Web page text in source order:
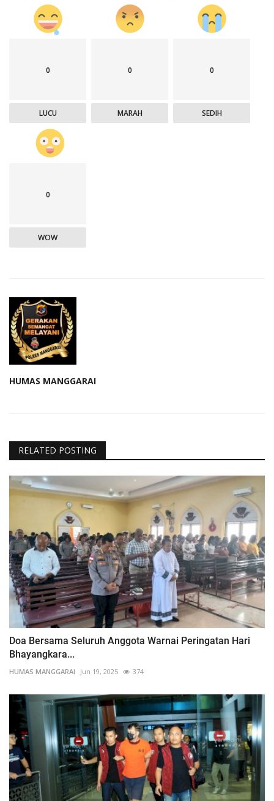
0
LUCU
0
MARAH
0
SEDIH
0
WOW
HUMAS MANGGARAI
RELATED POSTING
Doa Bersama Seluruh Anggota Warnai Peringatan Hari
Bhayangkara...
HUMAS MANGGARAI Jun 19, 2025 374